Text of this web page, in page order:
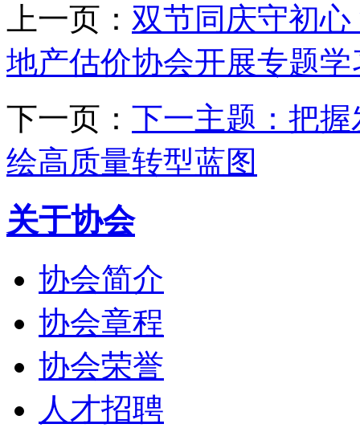
上一页： 双节同庆守初
地产估价协会开展专题
下一页： 下一主题：把
绘高质量转型蓝图
关于协会
协会简介
协会章程
协会荣誉
人才招聘